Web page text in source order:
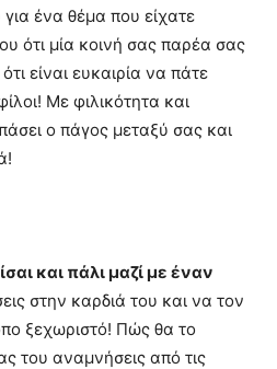
ένα θέμα που είχατε
ότι μία κοινή σας παρέα σας
είναι ευκαιρία να πάτε
Με φιλικότητα και
ο πάγος μεταξύ σας και
και πάλι μαζί με έναν
στην καρδιά του και να τον
ξεχωριστό! Πώς θα το
του αναμνήσεις από τις